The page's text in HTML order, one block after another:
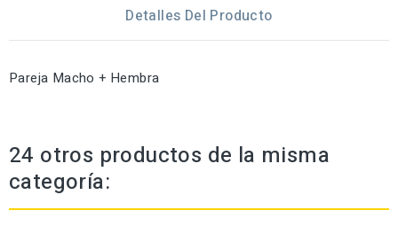
Detalles Del Producto
Pareja Macho + Hembra
24 otros productos de la misma
categoría: